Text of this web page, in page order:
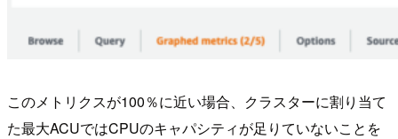
このメトリクスが100％に近い場合、クラスターに割り当て
た最大ACUではCPUのキャパシティが足りていないことを